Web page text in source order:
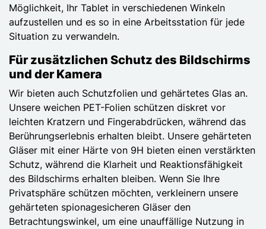
Möglichkeit, Ihr Tablet in verschiedenen Winkeln
aufzustellen und es so in eine Arbeitsstation für jede
Situation zu verwandeln.
Für zusätzlichen Schutz des Bildschirms
und der Kamera
Wir bieten auch Schutzfolien und gehärtetes Glas an.
Unsere weichen PET-Folien schützen diskret vor
leichten Kratzern und Fingerabdrücken, während das
Berührungserlebnis erhalten bleibt. Unsere gehärteten
Gläser mit einer Härte von 9H bieten einen verstärkten
Schutz, während die Klarheit und Reaktionsfähigkeit
des Bildschirms erhalten bleiben. Wenn Sie Ihre
Privatsphäre schützen möchten, verkleinern unsere
gehärteten spionagesicheren Gläser den
Betrachtungswinkel, um eine unauffällige Nutzung in